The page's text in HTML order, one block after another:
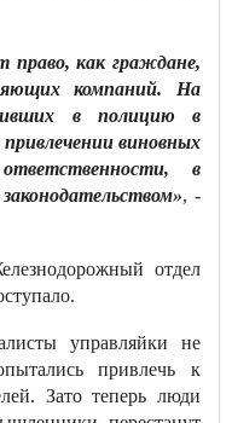
как граждане,
компаний. На
в полицию в
виновных
в
, -
отдел
управляйки не
привлечь к
Зато теперь люди